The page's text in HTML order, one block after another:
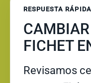
RESPUESTA RÁPIDA
FICHET
Revisamos